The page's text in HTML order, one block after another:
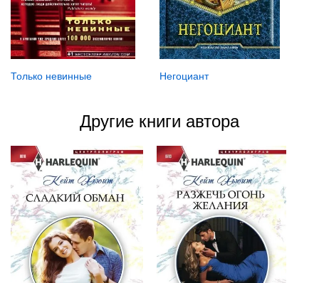
Только невинные Негоциант
Другие книги автора